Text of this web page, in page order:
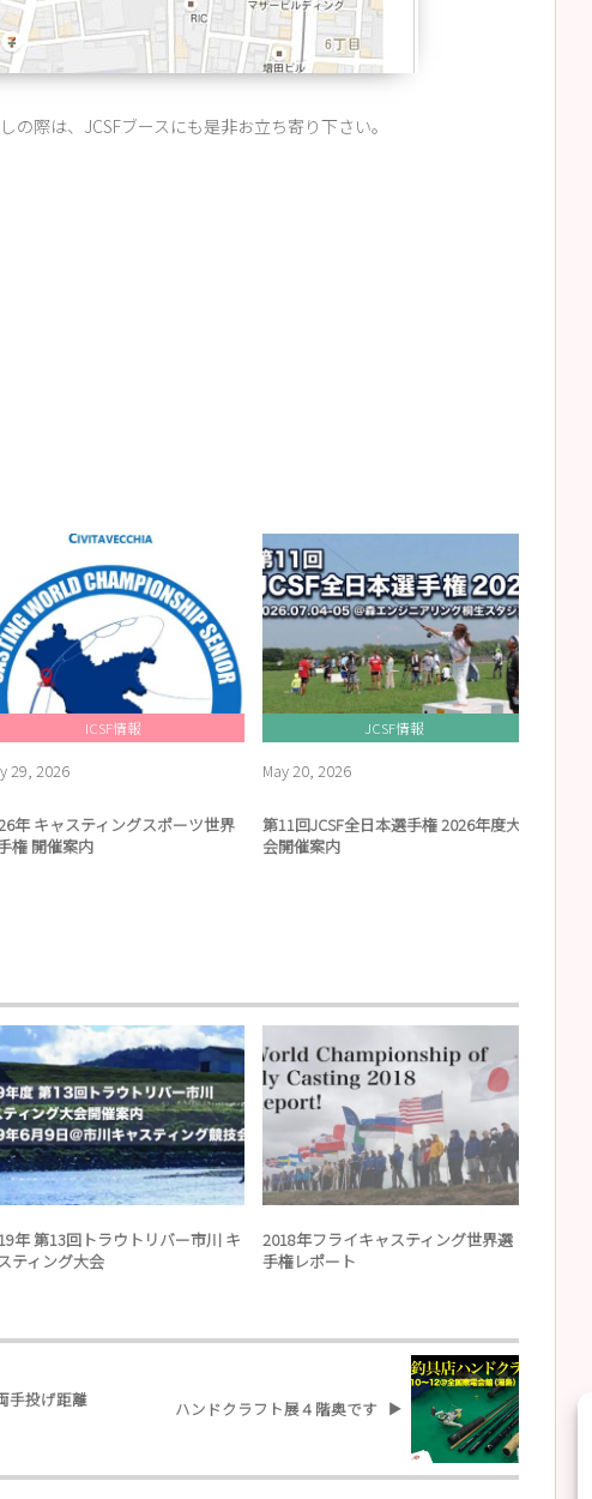
の際は、JCSFブースにも是非お立ち寄り下さい。
ICSF情報
29, 2026
年 キャスティングスポーツ世界
権 開催案内
JCSF情報
May20, 2026
第11回JCSF全日本選手権 2026年度大
会開催案内
年 第13回トラウトリバー市川 キ
ティング大会
2018年フライキャスティング世界選
手権レポート
手投げ距離
ハンドクラフト展４階奥です